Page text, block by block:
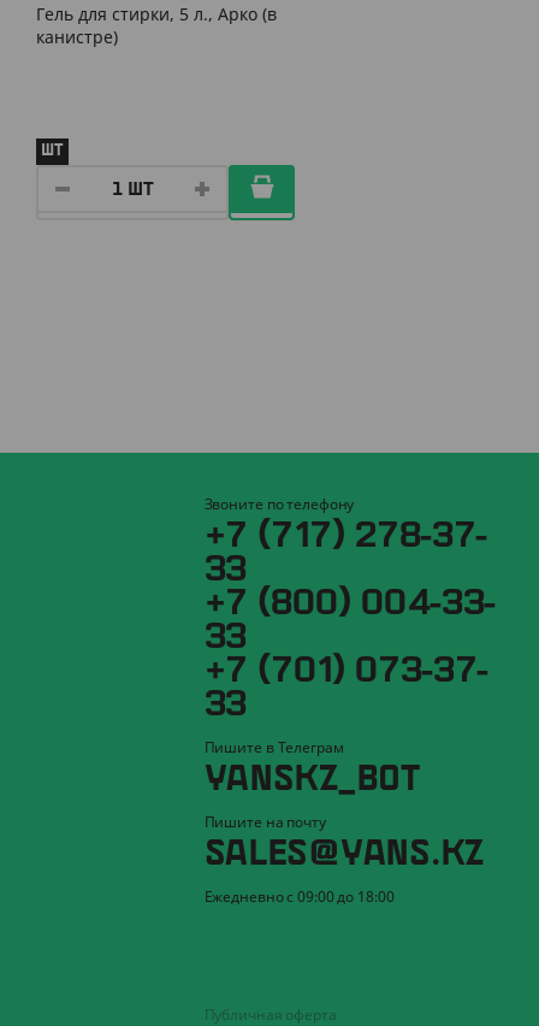
Гель для стирки, 5 л., Арко (в
канистре)
ШТ
Звоните по телефону
+7 (717) 278-37-
33
+7 (800) 004-33-
33
+7 (701) 073-37-
33
Пишите в Телеграм
YANSKZ_BOT
Пишите на почту
SALES@YANS.KZ
Ежедневно с 09:00 до 18:00
Публичная оферта